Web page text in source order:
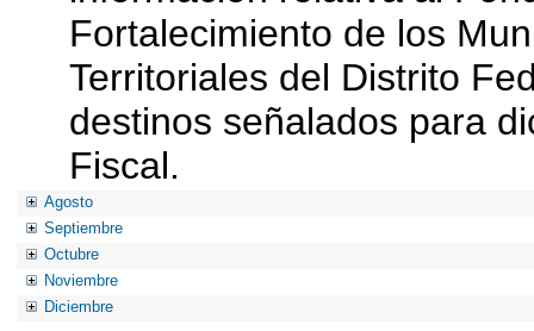
Fortalecimiento de los
Territoriales del Distrito
destinos señalados para
Fiscal.
Agosto
Septiembre
Octubre
Noviembre
Diciembre